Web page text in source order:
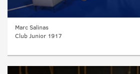
Marc Salinas
Club Junior 1917